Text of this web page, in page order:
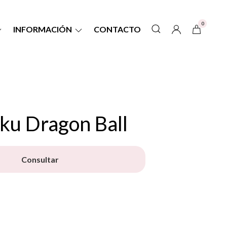
INFORMACIÓN CONTACTO
0
Dragon Ball
Consultar